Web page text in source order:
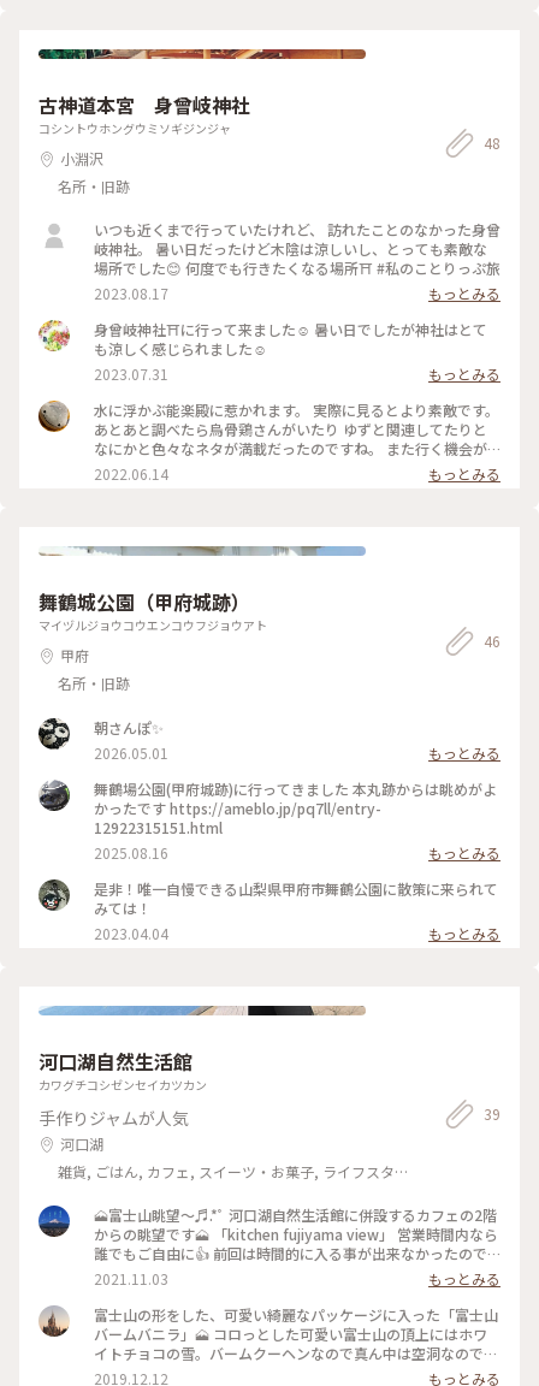
古神道本宮 身曾岐神社
コシントウホングウミソギジンジャ
小淵沢
名所・旧跡
48
いつも近くまで行っていたけれど、 訪れたことのなかった身曾
岐神社。 暑い日だったけど木陰は涼しいし、とっても素敵な
場所でした😊 何度でも行きたくなる場所⛩️ #私のことりっぷ旅
2023.08.17
もっとみる
身曾岐神社⛩️に行って来ました☺️ 暑い日でしたが神社はとて
も涼しく感じられました☺️
2023.07.31
もっとみる
水に浮かぶ能楽殿に惹かれます。 実際に見るとより素敵です。
あとあと調べたら烏骨鶏さんがいたり ゆずと関連してたりと
なにかと色々なネタが満載だったのですね。 また行く機会が
あればじっくり参拝したいです。 #身曾岐神社 #北杜市小淵沢
町 #山梨県#八ヶ岳#北杜市#山梨旅行#山梨観光#八ヶ岳旅行#
2022.06.14 もっとみる
舞鶴城公園（甲府城跡）
マイヅルジョウコウエンコウフジョウアト
甲府
名所・旧跡
46
朝さんぽ✨
2026.05.01
もっとみる
舞鶴場公園(甲府城跡)に行ってきました 本丸跡からは眺めがよ
かったです https://ameblo.jp/pq7ll/entry-
12922315151.html
2025.08.16
もっとみる
是非！唯一自慢できる山梨県甲府市舞鶴公園に散策に来られて
みては！
2023.04.04
もっとみる
河口湖自然生活館
カワグチコシゼンセイカツカン
手作りジャムが人気
河口湖
雑貨, ごはん, カフェ, スイーツ・お菓子, ライフスタ
39
🗻富士山眺望〜♬.*ﾟ 河口湖自然生活館に併設するカフェの2階
からの眺望です🗻 「kitchen fujiyama view」 営業時間内なら
誰でもご自由に👍 前回は時間的に入る事が出来なかったので
😓 今回、初めて覗いてきました👀 大石公園周辺では、高台か
ら🗻富士山が見られる絶好の場所です✨ 下に見える緑色のもこ
もこは 刈り込まれたラベンダー コキアの紅葉は見られたけど
夏のラベンダー見損ねたぁ〜💦 現在はカフェも再開し、🗻富
士山カレーも食べる事が出来るようです。 赤いのと青いルーの
🗻富士山カレー🍛 ご自宅で食べられるようにレトルトのお土
2021.11.03
もっとみる
富士山の形をした、可愛い綺麗なパッケージに入った「富士山
バームバニラ」🗻 コロっとした可愛い富士山の頂上にはホワ
イトチョコの雪。バームクーヘンなので真ん中は空洞なので、
切り分けがしやすい〜。 しっとり、甘さが美味しくて大満足
2019.12.12 もっとみる